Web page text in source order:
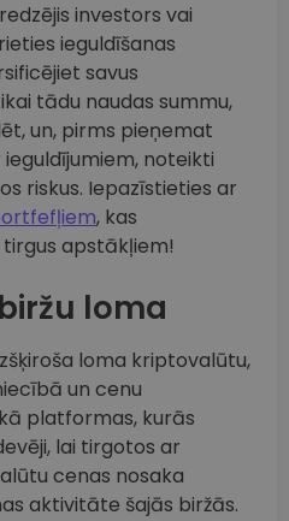
investors vai
ieguldīšanas
savus
tādu naudas summu,
un, pirms pieņemat
noteikti
riskus. Iepazīstieties ar
, kas
apstākļiem!
loma
loma kriptovalūtu,
un cenu
platformas, kurās
lai tirgotos ar
cenas nosaka
aktivitāte šajās biržās.